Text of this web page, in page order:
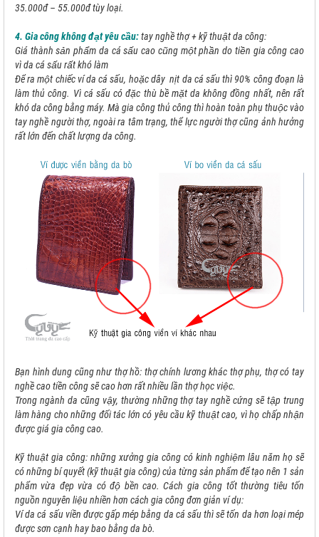
35.000đ – 55.000đ tùy loại.
4. Gia công không đạt yêu cầu:tay nghề thợ + kỹ thuật da công:
Giá thành sản phẩm da cá sấu cao cũng một phần do tiền gia công cao
vì da cá sấu rất khó làm
Để ra một chiếc ví da cá sấu, hoặc dây nịt da cá sấu thì 90% công đoạn là
làm thủ công. Vì cá sấu có đặc thù bề mặt da không đồng nhất, nên rất
khó da công bằng máy. Mà gia công thủ công thì hoàn toàn phụ thuộc vào
tay nghề người thợ, ngoài ra tâm trạng, thể lực người thợ cũng ảnh hưởng
rất lớn đến chất lượng da công.
Bạn hình dung cũng như thợ hồ: thợ chính lương khác thợ phụ, thợ có tay
nghề cao tiền công sẽ cao hơn rất nhiều lần thợ học việc.
Trong ngành da cũng vậy, thường những thợ tay nghề cứng sẽ tập trung
làm hàng cho những đối tác lớn có yêu cầu kỹ thuật cao, vì họ chấp nhận
được giá gia công cao.
Kỹ thuật gia công: những xưởng gia công có kinh nghiệm lâu năm họ sẽ
có những bí quyết (kỹ thuật gia công) của từng sản phẩm để tạo nên 1 sản
phẩm vừa đẹp vừa có độ bền cao. Cách gia công tốt thường tiêu tốn
nguồn nguyên liệu nhiền hơn cách gia công đơn giản ví dụ:
Ví da cá sấu viền được gấp mép bằng da cá sấu thì sẽ tốn da hơn loại mép
được sơn cạnh hay bao bằng da bò.